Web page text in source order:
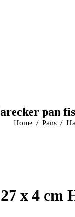
pan
You are here:
Home Pans
x 4 cm